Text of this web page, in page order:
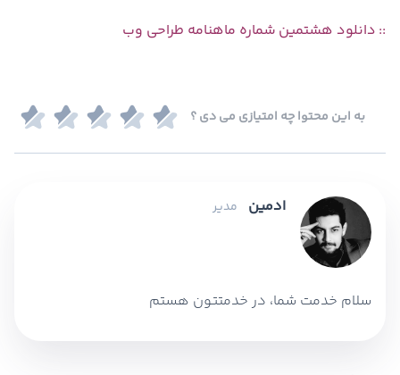
:: دانلود هشتمین شماره ماهنامه طراحی وب
به این محتوا چه امتیازی می دی ؟
ادمین مدیر
سلام خدمت شما، در خدمتتون هستم